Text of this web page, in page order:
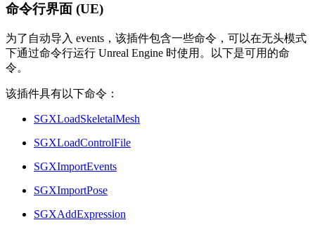
命令行界面 (UE)
为了自动导入 events，该插件包含一些命令，可以在无头模式
下通过命令行运行 Unreal Engine 时使用。以下是可用的命
令。
该插件具有以下命令：
SGXLoadSkeletalMesh
SGXLoadControlFile
SGXImportEvents
SGXImportPose
SGXAddExpression